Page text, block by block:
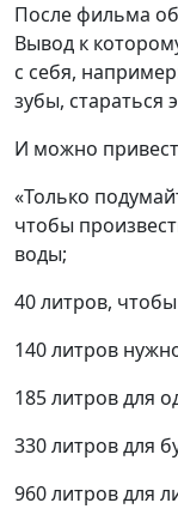
После фильма
Вывод к
с себя,
зубы, стараться
И можно
«Только
чтобы
воды;
40 литров,
140 литров
185 литров для
330 литров для
960 литров для